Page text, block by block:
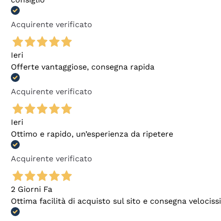
Acquirente verificato
Ieri
Offerte vantaggiose, consegna rapida
Acquirente verificato
Ieri
Ottimo e rapido, un’esperienza da ripetere
Acquirente verificato
2 Giorni Fa
Ottima facilità di acquisto sul sito e consegna